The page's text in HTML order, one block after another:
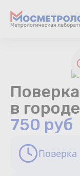
Счетчики
Услуги
Районы
в
750 руб
Поверка